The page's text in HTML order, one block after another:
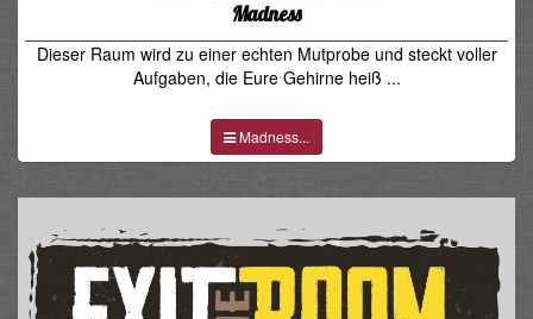
Madness
Dieser Raum wird zu einer echten Mutprobe und steckt voller
Aufgaben, die Eure Gehirne heiß ...
Madness...